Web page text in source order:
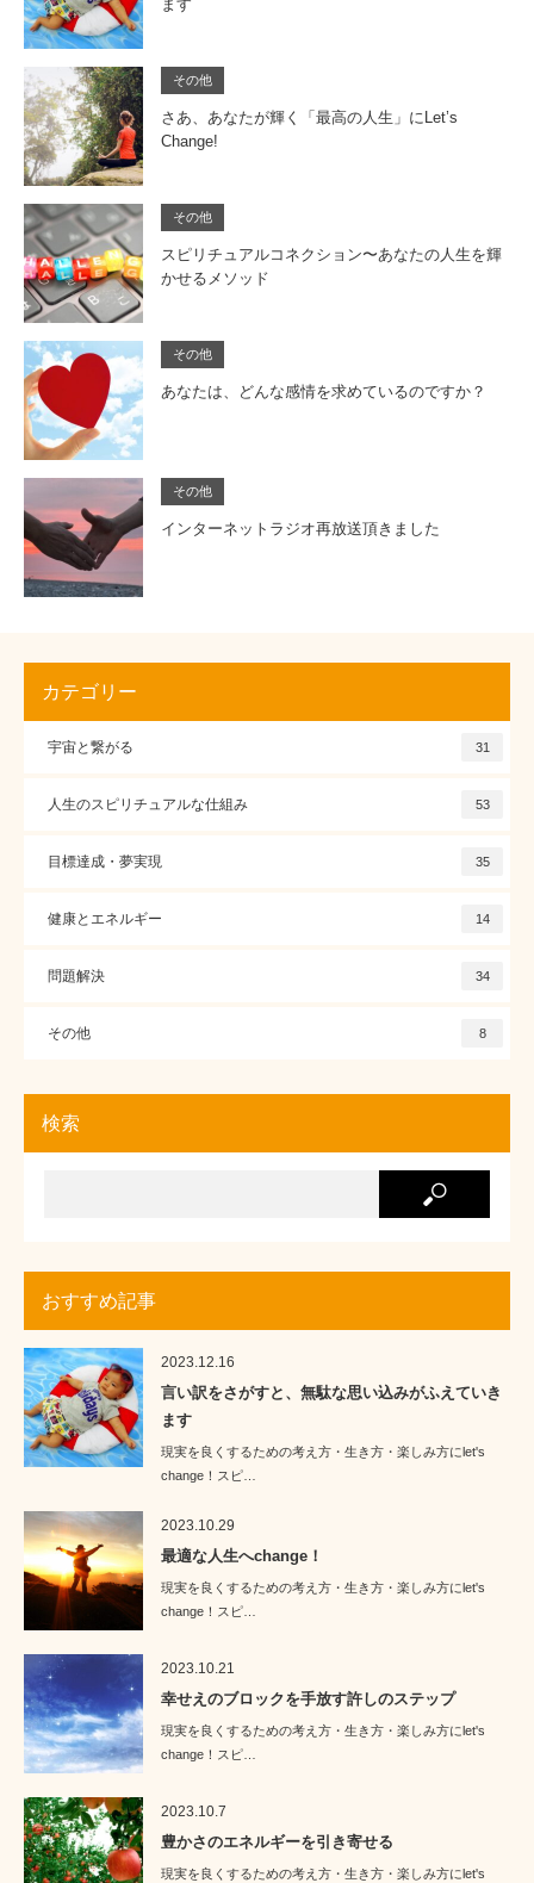
ます
その他
さあ、あなたが輝く「最高の人生」にLet’s
Change!
その他
スピリチュアルコネクション〜あなたの人生を輝
かせるメソッド
その他
あなたは、どんな感情を求めているのですか？
その他
インターネットラジオ再放送頂きました
カテゴリー
宇宙と繋がる 31
人生のスピリチュアルな仕組み 53
目標達成・夢実現 35
健康とエネルギー 14
問題解決 34
その他 8
検索
おすすめ記事
2023.12.16
言い訳をさがすと、無駄な思い込みがふえていき
ます
現実を良くするための考え方・生き方・楽しみ方にlet's
change！スピ…
2023.10.29
最適な人生へchange！
現実を良くするための考え方・生き方・楽しみ方にlet's
change！スピ…
2023.10.21
幸せえのブロックを手放す許しのステップ
現実を良くするための考え方・生き方・楽しみ方にlet's
change！スピ…
2023.10.7
豊かさのエネルギーを引き寄せる
現実を良くするための考え方・生き方・楽しみ方にlet's